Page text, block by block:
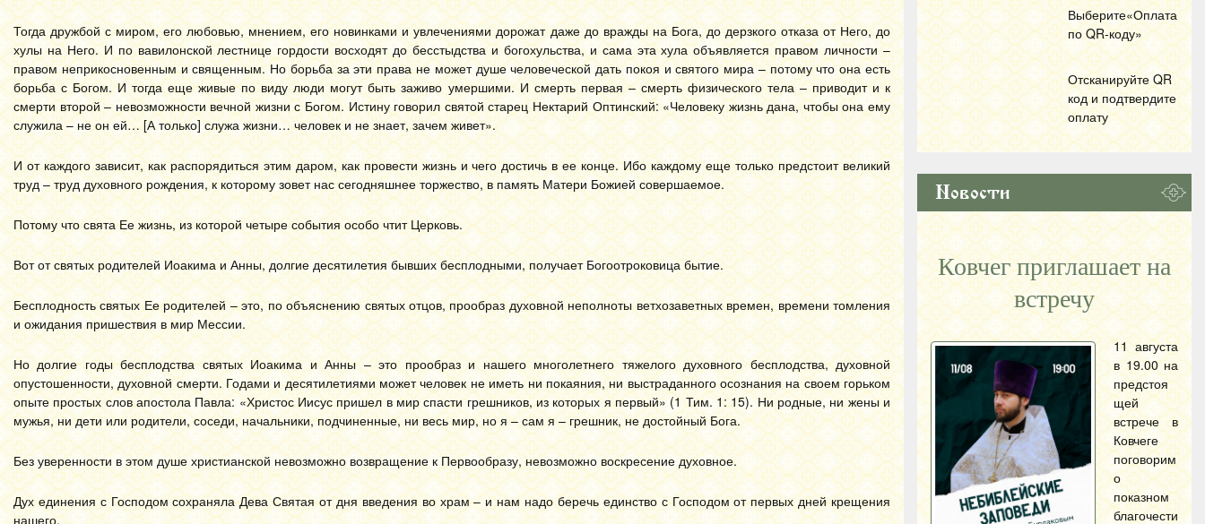
Тогда дружбой с миром, его любовью, мнением, его новинками и увлечениями дорожат даже до вражды на Бога, до дерзкого отказа от Него, до
хулы на Него. И по вавилонской лестнице гордости восходят до бесстыдства и богохульства, и сама эта хула объявляется правом личности –
правом неприкосновенным и священным. Но борьба за эти права не может душе человеческой дать покоя и святого мира – потому что она есть
борьба с Богом. И тогда еще живые по виду люди могут быть заживо умершими. И смерть первая – смерть физического тела – приводит и к
смерти второй – невозможности вечной жизни с Богом. Истину говорил святой старец Нектарий Оптинский: «Человеку жизнь дана, чтобы она ему
служила – не он ей… [А только] служа жизни… человек и не знает, зачем живет».
И от каждого зависит, как распорядиться этим даром, как провести жизнь и чего достичь в ее конце. Ибо каждому еще только предстоит великий
труд – труд духовного рождения, к которому зовет нас сегодняшнее торжество, в память Матери Божией совершаемое.
Потому что свята Ее жизнь, из которой четыре события особо чтит Церковь.
Вот от святых родителей Иоакима и Анны, долгие десятилетия бывших бесплодными, получает Богоотроковица бытие.
Бесплодность святых Ее родителей – это, по объяснению святых отцов, прообраз духовной неполноты ветхозаветных времен, времени томления
и ожидания пришествия в мир Мессии.
Но долгие годы бесплодства святых Иоакима и Анны – это прообраз и нашего многолетнего тяжелого духовного бесплодства, духовной
опустошенности, духовной смерти. Годами и десятилетиями может человек не иметь ни покаяния, ни выстраданного осознания на своем горьком
опыте простых слов апостола Павла: «Христос Иисус пришел в мир спасти грешников, из которых я первый» (1 Тим. 1: 15). Ни родные, ни жены и
мужья, ни дети или родители, соседи, начальники, подчиненные, ни весь мир, но я – сам я – грешник, не достойный Бога.
Без уверенности в этом душе христианской невозможно возвращение к Первообразу, невозможно воскресение духовное.
Дух единения с Господом сохраняла Дева Святая от дня введения во храм – и нам надо беречь единство с Господом от первых дней крещения
нашего.
Выберите«Оплата
по QR-коду»
Отсканируйте QR
код и подтвердите
оплату
Новости
Ковчег приглашает на
встречу
11 августа
в 19.00 на
предстоя
щей
встрече в
Ковчеге
поговорим
о
показном
благочести